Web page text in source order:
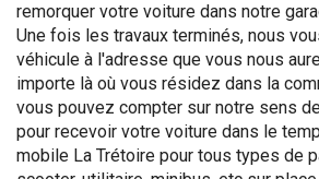
remorquer votre voiture dans notre
Une fois les travaux terminés, nous
véhicule à l'adresse que vous nous
importe là où vous résidez dans la
vous pouvez compter sur notre sens
pour recevoir votre voiture dans le
mobile La Trétoire pour tous types de